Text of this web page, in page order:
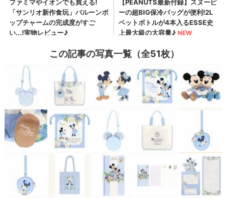
この記事の写真一覧（全51枚）